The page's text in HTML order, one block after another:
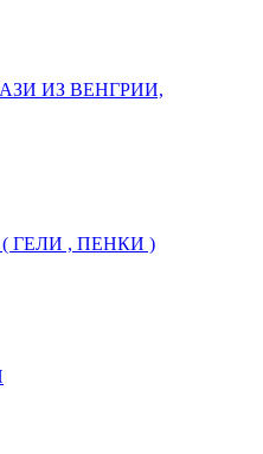
ИЗ ВЕНГРИИ,
ГЕЛИ , ПЕНКИ )